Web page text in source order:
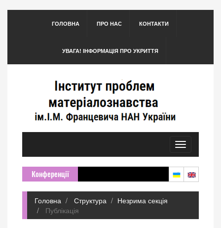
ГОЛОВНА ПРО НАС КОНТАКТИ
УВАГА! ІНФОРМАЦІЯ ПРО УКРИТТЯ
Toggle
navigation
Конференції
Головна Структура
Незрима секція
Публікація